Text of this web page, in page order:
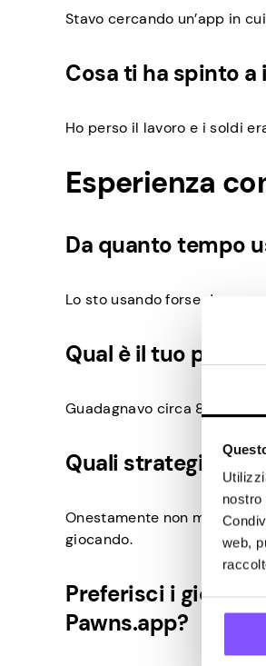
nostro
web,
Stavo cercando un’app in
Cosa ti ha spinto a
Ho perso il lavoro e i soldi
Esperienza
Da quanto tempo
Lo sto usando forse da un
Qual è il tuo più
Guadagnavo circa 80 dollari
Quali strategie ti
Onestamente non mi
giocando.
Preferisci i giochi
Pawns.app?